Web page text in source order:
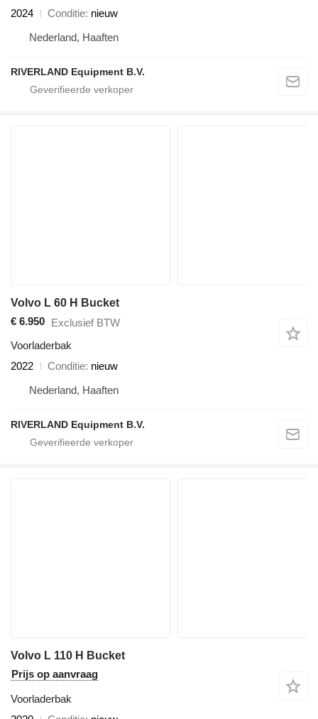
2024
Conditie nieuw
Nederland, Haaften
RIVERLAND Equipment B.V.
Volvo L 60 H Bucket
€ 6.950 Exclusief BTW
Voorladerbak
2022
Conditie nieuw
Nederland, Haaften
RIVERLAND Equipment B.V.
Volvo L 110 H Bucket
Prijs op aanvraag
Voorladerbak